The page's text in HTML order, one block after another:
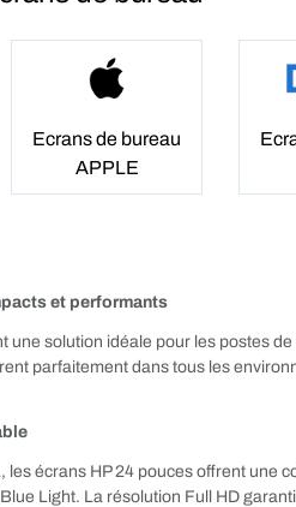
Ecrans de bureau
APPLE
et performants
une solution idéale pour les postes
parfaitement dans tous les
les écrans HP 24 pouces offrent
Light. La résolution Full HD